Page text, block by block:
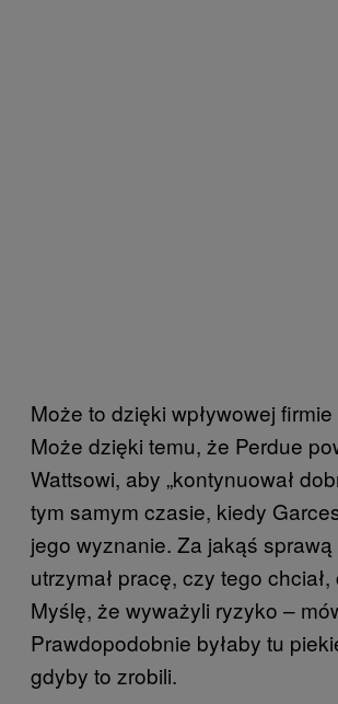
Może to dzięki wpływowej
Może dzięki temu, że Perdue
Wattsowi, aby „kontynuował
tym samym czasie, kiedy
jego wyznanie. Za jakąś sprawą
utrzymał pracę, czy tego
Myślę, że wyważyli ryzyko –
Prawdopodobnie byłaby tu
gdyby to zrobili.